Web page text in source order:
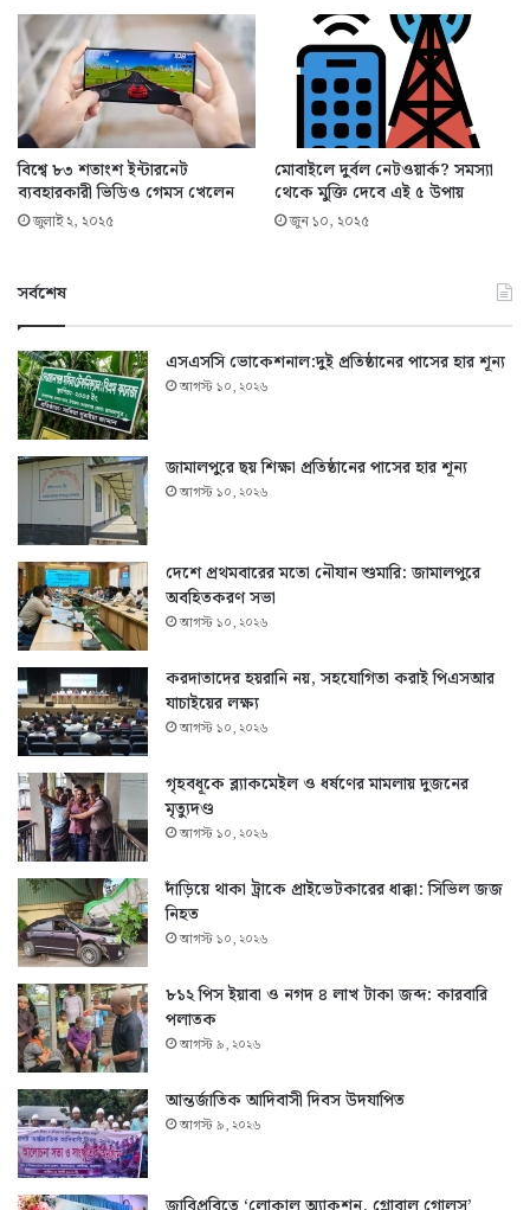
বিশ্বে ৮৩ শতাংশ ইন্টারনেট
ব্যবহারকারী ভিডিও গেমস খেলেন
জুলাই ২, ২০২৫
মোবাইলে দুর্বল নেটওয়ার্ক? সমস্যা
থেকে মুক্তি দেবে এই ৫ উপায়
জুন ১০, ২০২৫
সর্বশেষ
এসএসসি ভোকেশনাল:দুই প্রতিষ্ঠানের পাসের হার শূন্য
আগস্ট ১০, ২০২৬
জামালপুরে ছয় শিক্ষা প্রতিষ্ঠানের পাসের হার শূন্য
আগস্ট ১০, ২০২৬
দেশে প্রথমবারের মতো নৌযান শুমারি: জামালপুরে
অবহিতকরণ সভা
আগস্ট ১০, ২০২৬
করদাতাদের হয়রানি নয়, সহযোগিতা করাই পিএসআর
যাচাইয়ের লক্ষ্য
আগস্ট ১০, ২০২৬
গৃহবধূকে ব্ল্যাকমেইল ও ধর্ষণের মামলায় দুজনের
মৃত্যুদণ্ড
আগস্ট ১০, ২০২৬
দাঁড়িয়ে থাকা ট্রাকে প্রাইভেটকারের ধাক্কা: সিভিল জজ
নিহত
আগস্ট ১০, ২০২৬
৮১২ পিস ইয়াবা ও নগদ ৪ লাখ টাকা জব্দ: কারবারি
পলাতক
আগস্ট ৯, ২০২৬
আন্তর্জাতিক আদিবাসী দিবস উদযাপিত
আগস্ট ৯, ২০২৬